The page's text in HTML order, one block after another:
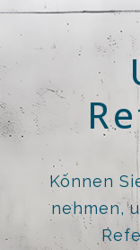
Können
nehmen,